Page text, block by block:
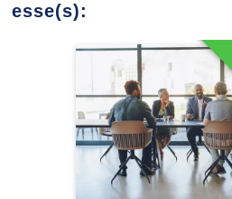
Introdução ao
esse(s):
Comunicação,
Detalhes